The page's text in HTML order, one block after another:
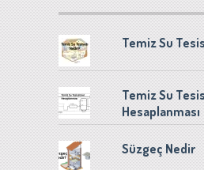
Temiz Su
Temiz Su
Hesaplanması
Süzgeç Nedir